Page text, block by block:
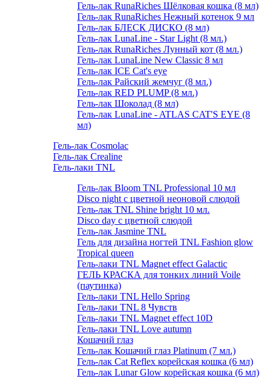
Гель-лак RunaRiches Шёлковая кошка (8 мл)
Гель-лак RunaRiches Нежный котенок 9 мл
Гель-лак БЛЕСК ДИСКО (8 мл)
Гель-лак LunaLine - Star Light (8 мл.)
Гель-лак RunaRiches Лунный кот (8 мл.)
Гель-лак LunaLine New Classic 8 мл
Гель-лак ICE Cat's eye
Гель-лак Райский жемчуг (8 мл.)
Гель-лак RED PLUMP (8 мл.)
Гель-лак Шоколад (8 мл)
Гель-лак LunaLine - ATLAS CAT'S EYE (8
мл)
Гель-лак Cosmolac
Гель-лак Crealine
Гель-лаки TNL
Гель-лак Bloom TNL Professional 10 мл
Disco night с цветной неоновой слюдой
Гель-лак TNL Shine bright 10 мл.
Disco day с цветной слюдой
Гель-лак Jasmine TNL
Гель для дизайна ногтей TNL Fashion glow
Tropical queen
Гель-лаки TNL Magnet effect Galactic
ГЕЛЬ КРАСКА для тонких линий Voile
(паутинка)
Гель-лаки TNL Hello Spring
Гель-лаки TNL 8 Чувств
Гель-лаки TNL Magnet effect 10D
Гель-лаки TNL Love autumn
Кошачий глаз
Гель-лак Кошачий глаз Platinum (7 мл.)
Гель-лак Cat Reflex корейская кошка (6 мл)
Гель-лак Lunar Glow корейская кошка (6 мл)